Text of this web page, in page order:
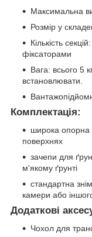
Максимальна
Розмір у
Кількість
фіксаторами
Вага: всього 5
встановлювати.
Комплектація:
широка опорна
поверхнях
зачепи для
м'якому ґрунті
стандартна
камери або
Додаткові
Чохол для